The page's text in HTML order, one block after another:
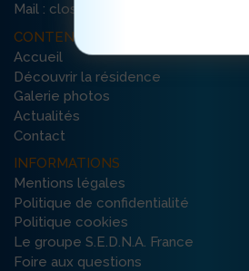
Mail : clos-bouchard@ehpad-sedna.fr
CONTENU DU SITE
Accueil
Découvrir la résidence
Galerie photos
Actualités
Contact
INFORMATIONS
Mentions légales
Politique de confidentialité
Politique cookies
Le groupe S.E.D.N.A. France
Foire aux questions